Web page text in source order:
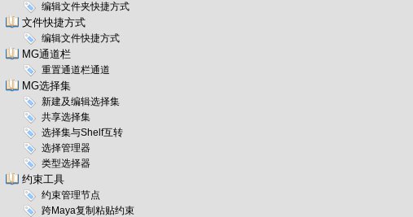
编辑文件夹快捷方式
文件快捷方式
编辑文件快捷方式
MG通道栏
重置通道栏通道
MG选择集
新建及编辑选择集
共享选择集
选择集与Shelf互转
选择管理器
类型选择器
约束工具
约束管理节点
跨Maya复制粘贴约束